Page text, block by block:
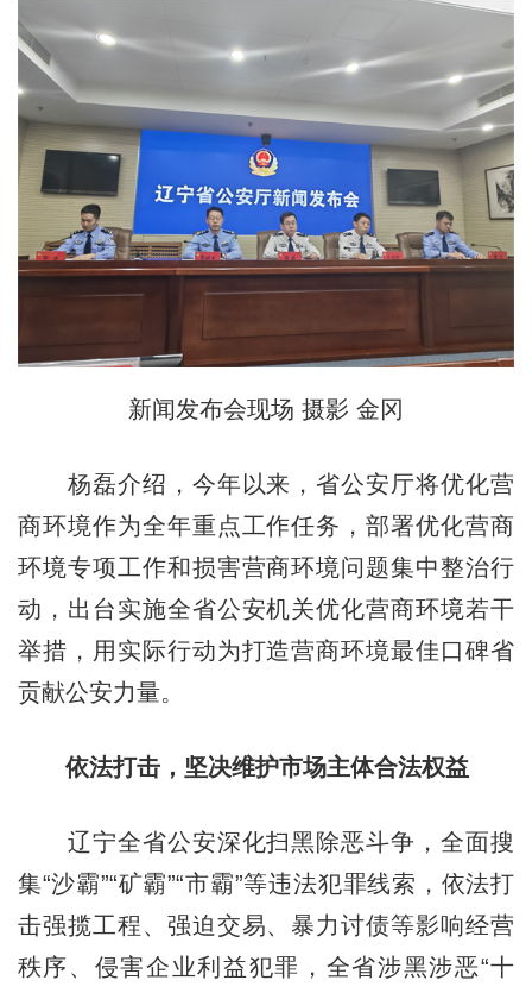
新闻发布会现场 摄影 金冈
杨磊介绍，今年以来，省公安厅将优化营
商环境作为全年重点工作任务，部署优化营商
环境专项工作和损害营商环境问题集中整治行
动，出台实施全省公安机关优化营商环境若干
举措，用实际行动为打造营商环境最佳口碑省
贡献公安力量。
依法打击，坚决维护市场主体合法权益
辽宁全省公安深化扫黑除恶斗争，全面搜
集“沙霸”“矿霸”“市霸”等违法犯罪线索，依法打
击强揽工程、强迫交易、暴力讨债等影响经营
秩序、侵害企业利益犯罪，全省涉黑涉恶“十